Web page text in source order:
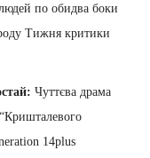
по обидва боки
Тижня критики
Чуттєва драма
14plus